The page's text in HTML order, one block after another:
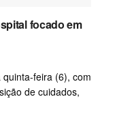
focado em
feira (6), com
de cuidados,